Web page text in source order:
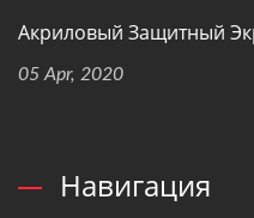
Акриловый Защитный
05 Apr, 2020
Навигация